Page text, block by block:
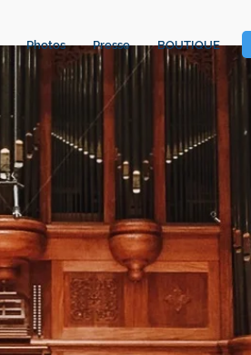
Photos Presse BOUTIQUE